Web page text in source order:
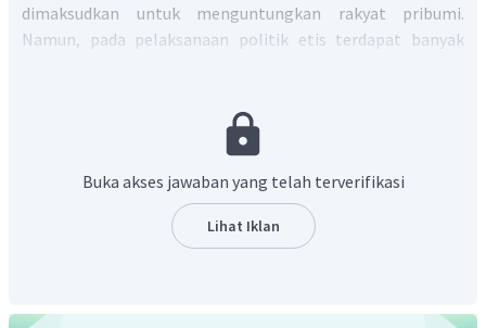
dimaksudkan untuk menguntungkan rakyat pribumi.
Namun, pada pelaksanaan politik etis terdapat banyak
Irigasi seharusnya ditujukan untuk membantu
Sayangnya, praktik ini tidak dilaksanakan dengan
sebagaimana mestinya karena irigasi hanya ditujukan
kepada perkebunan-perkebunan swasta milik
Pulau Jawa dianggap sudah terlalu padat sehingga
Buka akses jawaban yang telah terverifikasi
Lihat Iklan